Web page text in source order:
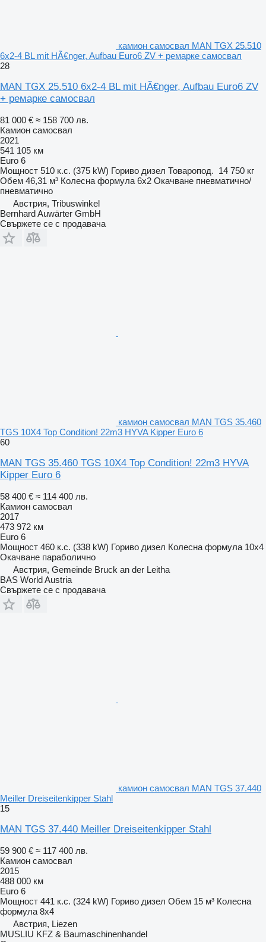
камион самосвал MAN TGX 25.510
6x2-4 BL mit HÃ€nger, Aufbau Euro6 ZV + ремарке самосвал
28
MAN TGX 25.510 6x2-4 BL mit HÃ€nger, Aufbau Euro6 ZV
+ ремарке самосвал
81 000 € ≈ 158 700 лв.
Камион самосвал
2021
541 105 км
Euro 6
Мощност 510 к.с. (375 kW) Гориво дизел Товаропод. 14 750 кг
Обем 46,31 м³ Колесна формула 6x2 Окачване пневматично/
пневматично
Австрия, Tribuswinkel
Bernhard Auwärter GmbH
Свържете се с продавача
камион самосвал MAN TGS 35.460
TGS 10X4 Top Condition! 22m3 HYVA Kipper Euro 6
60
MAN TGS 35.460 TGS 10X4 Top Condition! 22m3 HYVA
Kipper Euro 6
58 400 € ≈ 114 400 лв.
Камион самосвал
2017
473 972 км
Euro 6
Мощност 460 к.с. (338 kW) Гориво дизел Колесна формула 10x4
Окачване параболично
Австрия, Gemeinde Bruck an der Leitha
BAS World Austria
Свържете се с продавача
камион самосвал MAN TGS 37.440
Meiller Dreiseitenkipper Stahl
15
MAN TGS 37.440 Meiller Dreiseitenkipper Stahl
59 900 € ≈ 117 400 лв.
Камион самосвал
2015
488 000 км
Euro 6
Мощност 441 к.с. (324 kW) Гориво дизел Обем 15 м³ Колесна
формула 8x4
Австрия, Liezen
MUSLIU KFZ & Baumaschinenhandel